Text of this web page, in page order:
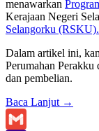
menawarkan
Kerajaan Negeri
Selangorku (RSKU).
Dalam artikel ini,
Perumahan Perakku
dan pembelian.
Baca Lanjut →